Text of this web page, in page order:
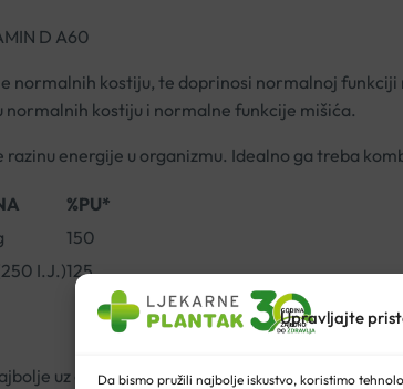
Upravljajte
Da bismo pružili najbolje iskustvo, koristimo
D A60
normalnih kostiju, te doprinosi normalnoj funkciji
kostiju i normalne funkcije mišića.
energije u organizmu. Idealno ga treba
%PU*
150
I.J.)125
uz obrok.